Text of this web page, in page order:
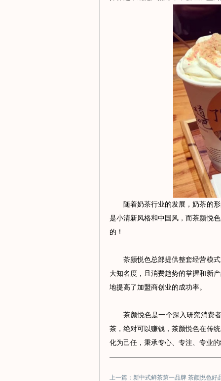
随着奶茶行业的发展，奶茶的形
是小清新风格和中国风，而茶颜悦
的！
茶颜悦色总部提供整套经营模式
大知名度，且消费趋势的掌握和新
地提高了加盟商创业的成功率。
茶颜悦色是一个深入研究消费者
茶，绝对可以赚钱，茶颜悦色在传
化为己任，秉承专心、专注、专业
上一篇：新中式鲜茶第一品牌 茶颜悦色好